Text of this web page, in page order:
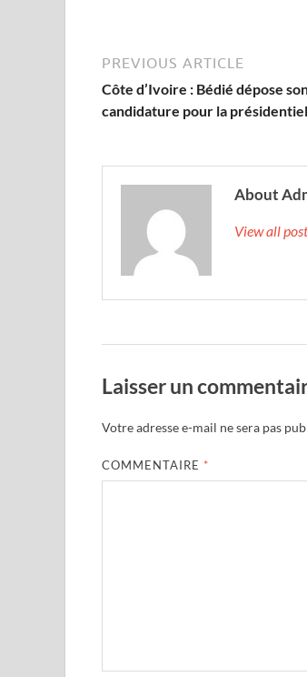
PREVIOUS ARTICLE
Côte d’Ivoire : Bédié dépose
candidature pour la
About
View all
Laisser un
Votre adresse e-mail ne sera pas
COMMENTAIRE *